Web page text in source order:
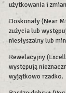
użytkowania i
Doskonały (Near
zużycia lub
niesłyszalny lub
Rewelacyjny
występują
wyjątkowo rzadko.